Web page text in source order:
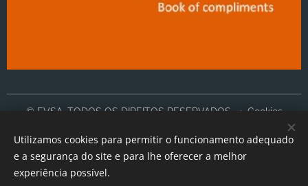
© EVSA, TODOS OS DIREITOS RESERVADOS Cookies
Idiomas
Português
English
Utilizamos cookies para permitir o funcionamento adequado
e a segurança do site e para lhe oferecer a melhor
experiência possível.